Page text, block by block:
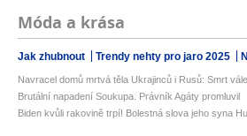
Móda a krása
Jak zhubnout Trendy nehty pro jaro 2025
Navracel domů mrtvá těla Ukrajinců i Rusů: Smrt
Brutální napadení Soukupa. Právník Agáty promluvil
Biden kvůli rakovině trpí! Bolestná slova jeho syna